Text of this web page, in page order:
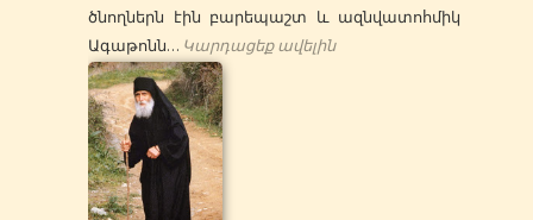
ծնողներն էին բարեպաշտ և ազնվատոհմիկ
Ագաթոնն… Կարդացեք ավելին